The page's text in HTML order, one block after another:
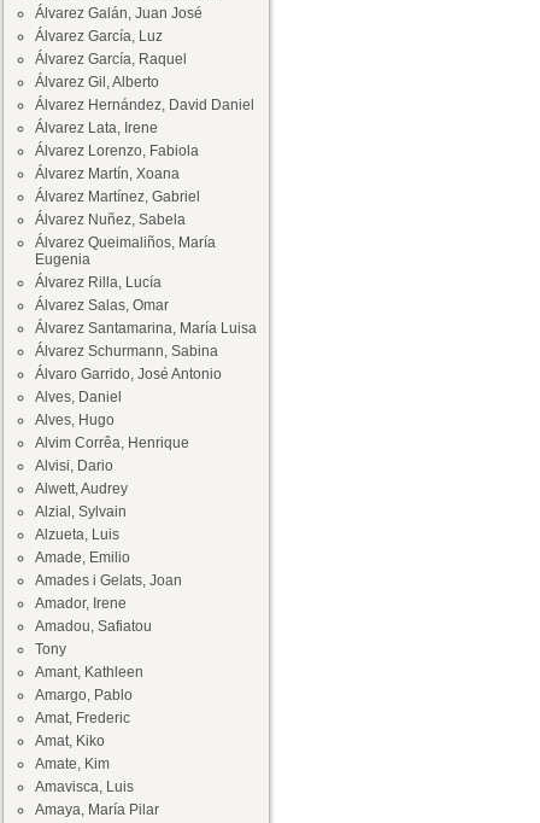
Álvarez Galán, Juan José
Álvarez García, Luz
Álvarez García, Raquel
Álvarez Gil, Alberto
Álvarez Hernández, David Daniel
Álvarez Lata, Irene
Álvarez Lorenzo, Fabiola
Álvarez Martín, Xoana
Álvarez Martínez, Gabriel
Álvarez Nuñez, Sabela
Álvarez Queimaliños, María
Eugenia
Álvarez Rilla, Lucía
Álvarez Salas, Omar
Álvarez Santamarina, María Luisa
Álvarez Schurmann, Sabina
Álvaro Garrido, José Antonio
Alves, Daniel
Alves, Hugo
Alvim Corrêa, Henrique
Alvisi, Dario
Alwett, Audrey
Alzial, Sylvain
Alzueta, Luis
Amade, Emilio
Amades i Gelats, Joan
Amador, Irene
Amadou, Safiatou
Tony
Amant, Kathleen
Amargo, Pablo
Amat, Frederic
Amat, Kiko
Amate, Kim
Amavisca, Luis
Amaya, María Pilar